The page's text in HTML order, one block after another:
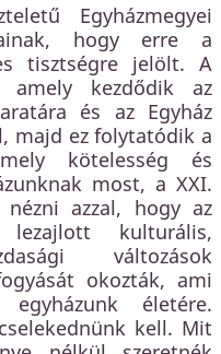
Egyházmegyei
hogy erre a
tisztségre jelölt. A
amely kezdődik az
és az Egyház
majd ez folytatódik a
kötelesség és
most, a XXI.
azzal, hogy az
kulturális,
változások
okozták, ami
életére.
kell. Mit